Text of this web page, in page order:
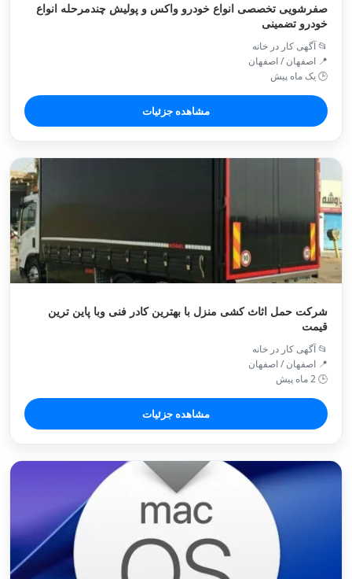
صفرشویی تخصصی انواع خودرو واکس و پولیش چندمرحله انواع
خودرو تضمینی
📂 آگهی کار در خانه
📍 اصفهان / اصفهان
🕒 یک ماه پیش
مشاهده جزئیات
شرکت حمل اثاث کشی منزل با بهترین کادر فنی وبا پاین ترین
قیمت
📂 آگهی کار در خانه
📍 اصفهان / اصفهان
🕒 2 ماه پیش
مشاهده جزئیات